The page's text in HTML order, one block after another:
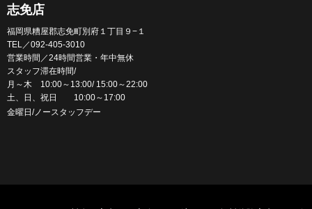
志免店
福岡県糟屋郡志免町別府１丁目９−１
TEL／092-405-3010
営業時間／24時間営業・年中無休
スタッフ滞在時間/
月～木 10:00～13:00/ 15:00～22:00
土、日、祝日 10:00～17:00
金曜日/ノースタッフデー